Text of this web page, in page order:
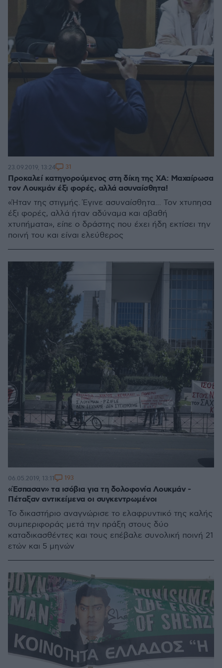
Προκαλεί κατηγορούμενος στη δίκη της ΧΑ: Μαχαίρωσα
τον Λουκμάν έξι φορές, αλλά ασυναίσθητα!
«Ήταν της στιγμής. Έγινε ασυναίσθητα... Τον χτυπησα
έξι φορές, αλλά ήταν αδύναμα και αβαθή
χτυπήματα», είπε ο δράστης που έχει ήδη εκτίσει την
ποινή του και είναι ελεύθερος
23.09.2019, 13:24 31
«Έσπασαν» τα ισόβια για τη δολοφονία Λουκμάν -
Πέταξαν αντικείμενα οι συγκεντρωμένοι
Το δικαστήριο αναγνώρισε το ελαφρυντικό της καλής
συμπεριφοράς μετά την πράξη στους δύο
καταδικασθέντες και τους επέβαλε συνολική ποινή 21
ετών και 5 μηνών
06.05.2019, 13:11 193